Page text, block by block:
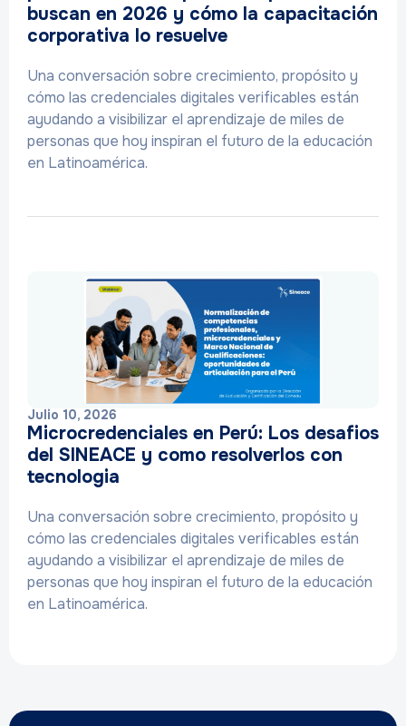
buscan en 2026 y cómo la capacitación
corporativa lo resuelve
Una conversación sobre crecimiento, propósito y
cómo las credenciales digitales verificables están
ayudando a visibilizar el aprendizaje de miles de
personas que hoy inspiran el futuro de la educación
en Latinoamérica.
Julio 10, 2026
Microcredenciales en Perú: Los desafios
del SINEACE y como resolverlos con
tecnologia
Una conversación sobre crecimiento, propósito y
cómo las credenciales digitales verificables están
ayudando a visibilizar el aprendizaje de miles de
personas que hoy inspiran el futuro de la educación
en Latinoamérica.